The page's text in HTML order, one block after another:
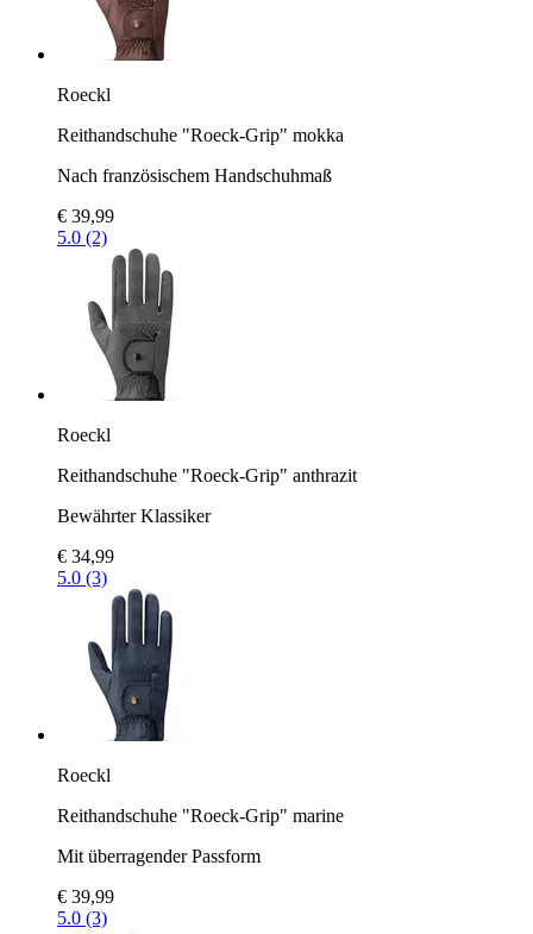
Roeckl
Reithandschuhe "Roeck-Grip" mokka
Nach französischem Handschuhmaß
€ 39,99
5.0 (2)
Roeckl
Reithandschuhe "Roeck-Grip" anthrazit
Bewährter Klassiker
€ 34,99
5.0 (3)
Roeckl
Reithandschuhe "Roeck-Grip" marine
Mit überragender Passform
€ 39,99
5.0 (3)